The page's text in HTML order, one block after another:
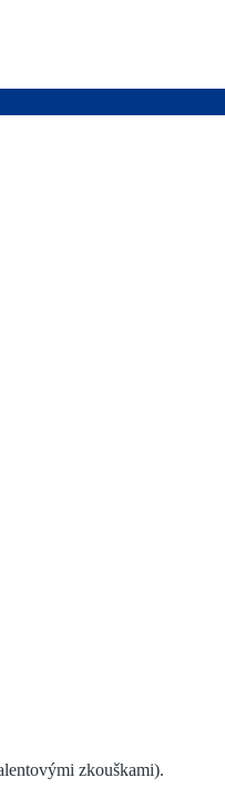
zkouškami).